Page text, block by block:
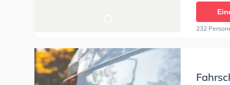
Klasse
C1E,
hatte
232